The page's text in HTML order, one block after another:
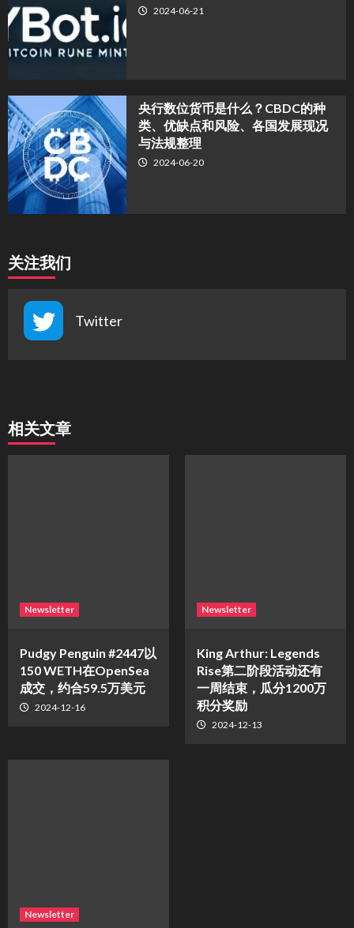
2024-06-21
央行数位货币是什么？CBDC的种
类、优缺点和风险、各国发展现况
与法规整理
2024-06-20
关注我们
Twitter
相关文章
Newsletter
Pudgy Penguin #2447以
150 WETH在OpenSea
成交，约合59.5万美元
2024-12-16
Newsletter
King Arthur: Legends
Rise第二阶段活动还有
一周结束，瓜分1200万
积分奖励
2024-12-13
Newsletter